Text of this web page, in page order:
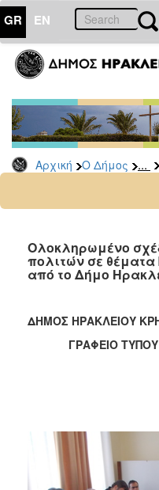
GR EN
Αρχική Ο Δήμος ...
ΔΗΜΟΣ
Δελτία
Τύπου
Αρχείο
2026
2024
2022
2015
2013
2012
Ολοκληρωμένο
πολιτών σε θέματα
από το Δήμο
ΔΗΜΟΣ ΗΡΑΚΛΕΙΟΥ
ΓΡΑΦΕΙΟ ΤΥΠΟΥ